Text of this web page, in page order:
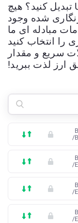
نمی خواهید BTC را به USDD تبدیل کنید؟ هیچ
شده وجود
مبادله ای ما
را انتخاب کنید
سریع و مقدار
ارز لذت ببرید!
/
/
/
/